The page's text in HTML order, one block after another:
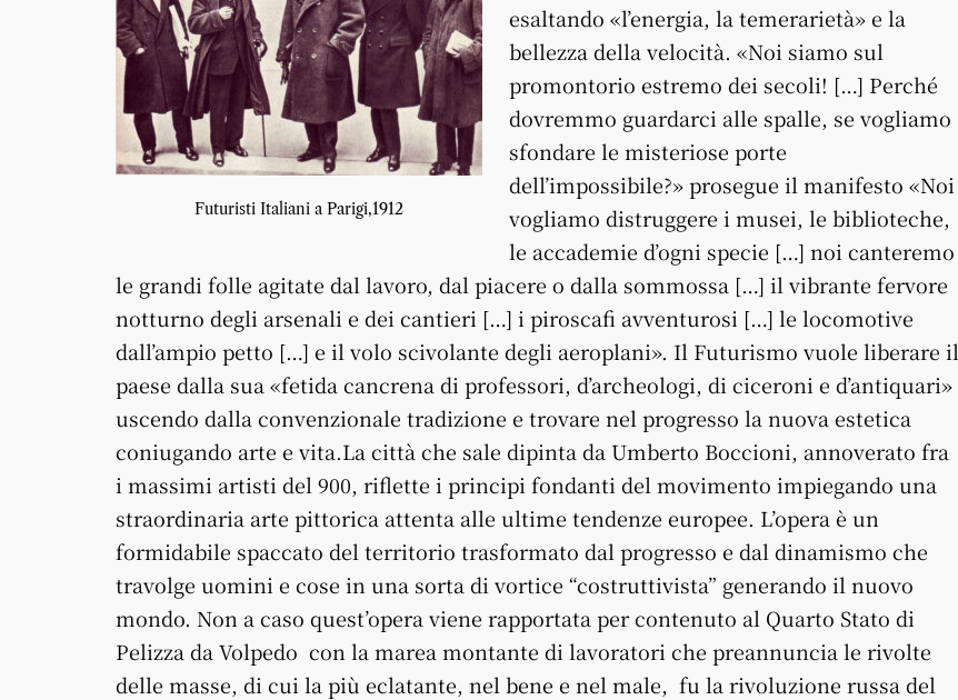
Futuristi Italiani a Parigi,1912
esaltando «l’energia, la temerarietà» e la
bellezza della velocità. «Noi siamo sul
promontorio estremo dei secoli! […] Perché
dovremmo guardarci alle spalle, se vogliamo
sfondare le misteriose porte
dell’impossibile?» prosegue il manifesto «Noi
vogliamo distruggere i musei, le biblioteche,
le accademie d’ogni specie […] noi canteremo
le grandi folle agitate dal lavoro, dal piacere o dalla sommossa […] il vibrante fervore
notturno degli arsenali e dei cantieri […] i piroscafi avventurosi […] le locomotive
dall’ampio petto […] e il volo scivolante degli aeroplani». Il Futurismo vuole liberare il
paese dalla sua «fetida cancrena di professori, d’archeologi, di ciceroni e d’antiquari»
uscendo dalla convenzionale tradizione e trovare nel progresso la nuova estetica
coniugando arte e vita.La città che sale dipinta da Umberto Boccioni, annoverato fra
i massimi artisti del 900, riflette i principi fondanti del movimento impiegando una
straordinaria arte pittorica attenta alle ultime tendenze europee. L’opera è un
formidabile spaccato del territorio trasformato dal progresso e dal dinamismo che
travolge uomini e cose in una sorta di vortice “costruttivista” generando il nuovo
mondo. Non a caso quest’opera viene rapportata per contenuto al Quarto Stato di
Pelizza da Volpedo con la marea montante di lavoratori che preannuncia le rivolte
delle masse, di cui la più eclatante, nel bene e nel male, fu la rivoluzione russa del